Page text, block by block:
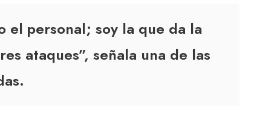
el personal; soy la que da la
ataques”, señala una de las